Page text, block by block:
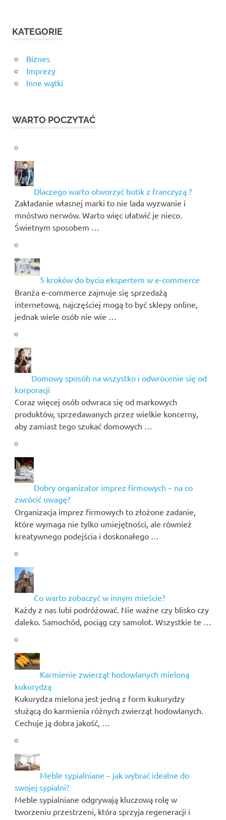
KATEGORIE
Biznes
Imprezy
Inne wątki
WARTO POCZYTAĆ
Dlaczego warto otworzyć butik z franczyzą ?
Zakładanie własnej marki to nie lada wyzwanie i
mnóstwo nerwów. Warto więc ułatwić je nieco.
Świetnym sposobem …
5 kroków do bycia ekspertem w e-commerce
Branża e-commerce zajmuje się sprzedażą
internetową, najczęściej mogą to być sklepy online,
jednak wiele osób nie wie …
Domowy sposób na wszystko i odwrócenie się od
korporacji
Coraz więcej osób odwraca się od markowych
produktów, sprzedawanych przez wielkie koncerny,
aby zamiast tego szukać domowych …
Dobry organizator imprez firmowych – na co
zwrócić uwagę?
Organizacja imprez firmowych to złożone zadanie,
które wymaga nie tylko umiejętności, ale również
kreatywnego podejścia i doskonałego …
Co warto zobaczyć w innym mieście?
Każdy z nas lubi podróżować. Nie ważne czy blisko czy
daleko. Samochód, pociąg czy samolot. Wszystkie te …
Karmienie zwierząt hodowlanych mieloną
kukurydzą
Kukurydza mielona jest jedną z form kukurydzy
służącą do karmienia różnych zwierząt hodowlanych.
Cechuje ją dobra jakość, …
Meble sypialniane – jak wybrać idealne do
swojej sypialni?
Meble sypialniane odgrywają kluczową rolę w
tworzeniu przestrzeni, która sprzyja regeneracji i